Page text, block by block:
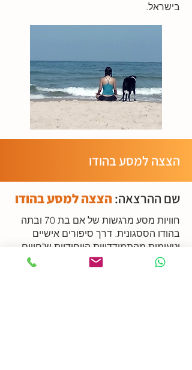
בישראל.
הצצה למסע בהודו
שם ההרצאה:הצצה למסע בהודו
חוויות מסע מרגשות של אם בת 70 ובתה
בהודו הססגונית. דרך סיפורים אישיים
וטעימות מהתמודדויות הייחודיות ש"חווים
רק בהודו," ההרצאה שוזרת מפגש עם עוני,